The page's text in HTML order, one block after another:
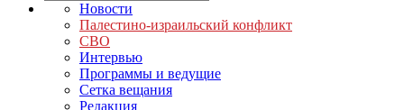
Новости
Палестино-израильский конфликт
СВО
Интервью
Программы и ведущие
Сетка вещания
Редакция